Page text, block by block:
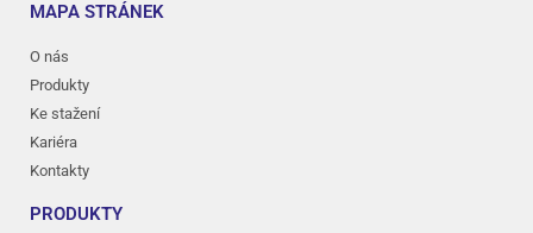
MAPA STRÁNEK
O nás
Produkty
Ke stažení
Kariéra
Kontakty
PRODUKTY